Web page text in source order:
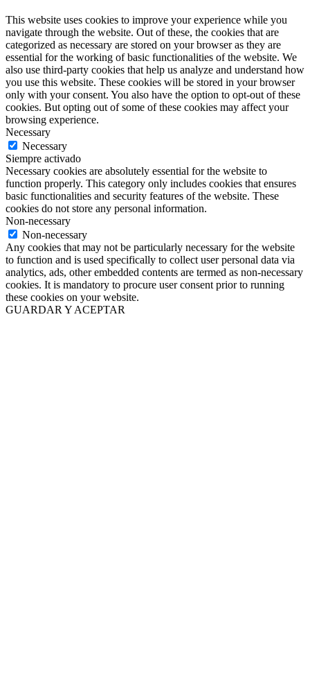
This website uses cookies to improve your experience while you
navigate through the website. Out of these, the cookies that are
categorized as necessary are stored on your browser as they are
essential for the working of basic functionalities of the website. We
also use third-party cookies that help us analyze and understand how
you use this website. These cookies will be stored in your browser
only with your consent. You also have the option to opt-out of these
cookies. But opting out of some of these cookies may affect your
browsing experience.
Necessary
Necessary
Siempre activado
Necessary cookies are absolutely essential for the website to
function properly. This category only includes cookies that ensures
basic functionalities and security features of the website. These
cookies do not store any personal information.
Non-necessary
Non-necessary
Any cookies that may not be particularly necessary for the website
to function and is used specifically to collect user personal data via
analytics, ads, other embedded contents are termed as non-necessary
cookies. It is mandatory to procure user consent prior to running
these cookies on your website.
GUARDAR Y ACEPTAR